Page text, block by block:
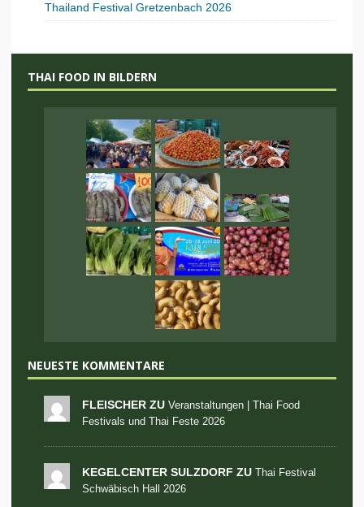
Thailand Festival Gretzenbach 2026
THAI FOOD IN BILDERN
NEUESTE KOMMENTARE
FLEISCHER ZU Veranstaltungen | Thai Food
Festivals und Thai Feste 2026
KEGELCENTER SULZDORF ZU Thai Festival
Schwäbisch Hall 2026